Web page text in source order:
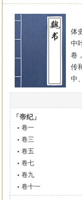
体
中
卷
传
中
「帝纪」
卷一
卷三
卷五
卷七
卷九
卷十一